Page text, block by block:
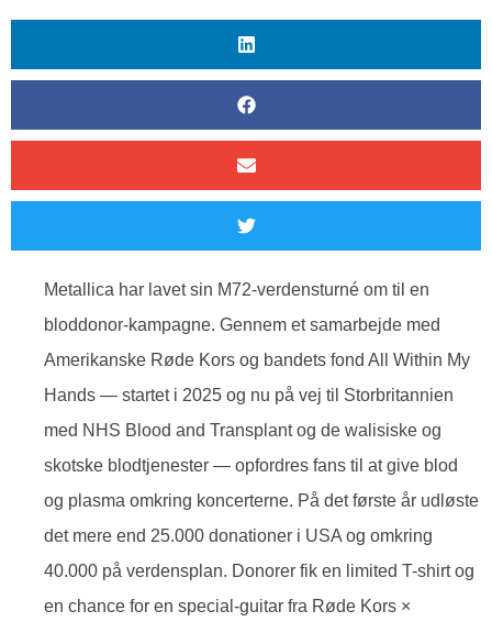
Metallica har lavet sin M72-verdensturné om til en
bloddonor-kampagne. Gennem et samarbejde med
Amerikanske Røde Kors og bandets fond All Within My
Hands — startet i 2025 og nu på vej til Storbritannien
med NHS Blood and Transplant og de walisiske og
skotske blodtjenester — opfordres fans til at give blod
og plasma omkring koncerterne. På det første år udløste
det mere end 25.000 donationer i USA og omkring
40.000 på verdensplan. Donorer fik en limited T-shirt og
en chance for en special-guitar fra Røde Kors ×